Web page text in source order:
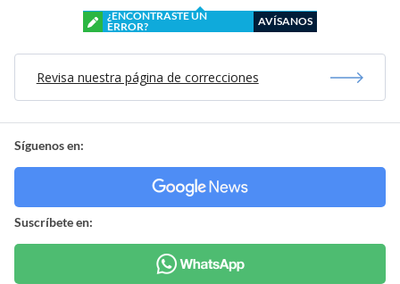
¿ENCONTRASTE UN
ERROR?
AVÍSANOS
Revisa nuestra página de correcciones
Síguenos en:
Suscríbete en: